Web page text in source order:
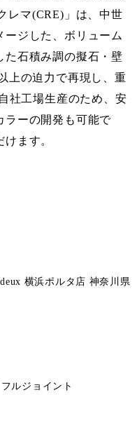
レマ(CRE)」は、中世
ージした、ボリューム
た石積み調の擬石・壁
上の迫力で再現し、重
社工場生産のため、安
ラーの開発も可能で
ます。
横浜ポルタ店 神奈川県
ルジョイント